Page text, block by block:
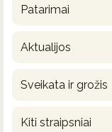
Patarimai
Aktualijos
Sveikata ir grožis
Kiti straipsniai